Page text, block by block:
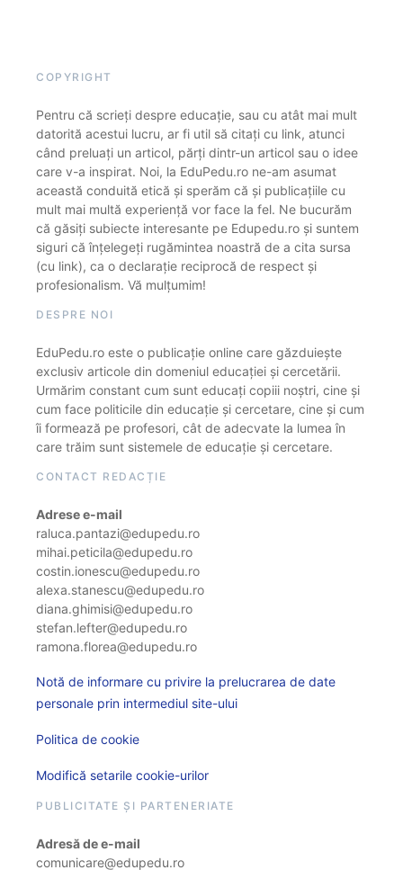
COPYRIGHT
Pentru că scrieți despre educație, sau cu atât mai mult
datorită acestui lucru, ar fi util să citați cu link, atunci
când preluați un articol, părți dintr-un articol sau o idee
care v-a inspirat. Noi, la EduPedu.ro ne-am asumat
această conduită etică și sperăm că și publicațiile cu
mult mai multă experiență vor face la fel. Ne bucurăm
că găsiți subiecte interesante pe Edupedu.ro și suntem
siguri că înțelegeți rugămintea noastră de a cita sursa
(cu link), ca o declarație reciprocă de respect și
profesionalism. Vă mulțumim!
DESPRE NOI
EduPedu.ro este o publicație online care găzduiește
exclusiv articole din domeniul educației și cercetării.
Urmărim constant cum sunt educați copiii noștri, cine și
cum face politicile din educație și cercetare, cine și cum
îi formează pe profesori, cât de adecvate la lumea în
care trăim sunt sistemele de educație și cercetare.
CONTACT REDACȚIE
Adrese e-mail
raluca.pantazi@edupedu.ro
mihai.peticila@edupedu.ro
costin.ionescu@edupedu.ro
alexa.stanescu@edupedu.ro
diana.ghimisi@edupedu.ro
stefan.lefter@edupedu.ro
ramona.florea@edupedu.ro
Notă de informare cu privire la prelucrarea de date
personale prin intermediul site-ului
Politica de cookie
Modifică setarile cookie-urilor
PUBLICITATE ȘI PARTENERIATE
Adresă de e-mail
comunicare@edupedu.ro